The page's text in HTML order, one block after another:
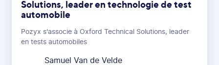
Solutions, leader en technologie de test
automobile
Pozyx s'associe à Oxford Technical Solutions, leader
en tests automobiles
Samuel Van de Velde